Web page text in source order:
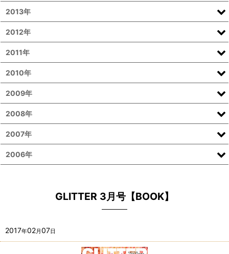
GLITTER 3月号【BOOK】
2017年02月 07日
2013年
2012年
2011年
2010年
2009年
2008年
2007年
2006年